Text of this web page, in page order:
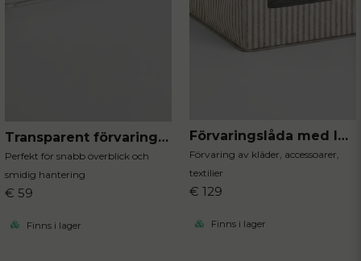
Transparent förvaringslåda liten
Perfekt för snabb överblick och
smidig hantering
€ 59
Finns i lager
Förvaringslåda med lock stripe
Förvaring av kläder, accessoarer,
textilier
€ 129
Finns i lager